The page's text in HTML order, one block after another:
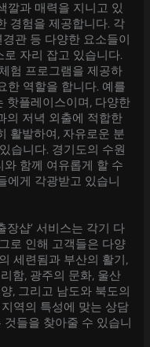
깔과 매력을 지니고 있
경험을 제공합니다. 각
관 등 다양한 요소들이
자리 잡고 있습니다.
험 프로그램을 제공하
한 역할을 합니다. 예를
핫플레이스이며, 다양한
의 저녁 외출에 적합한
활발하여, 자유로운 분
습니다. 경기도의 수원
함께 여유롭게 할 수
에게 각광받고 있습니
장샵’ 서비스는 각기 다
로 인해 고객들은 다양
세련됨과 부산의 활기,
함, 광주의 문화, 울산
, 그리고 남도와 북도의
역의 특성에 맞는 상담
들을 찾아줄 수 있습니